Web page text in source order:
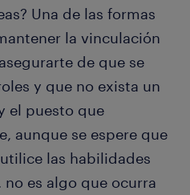
Una de las formas
la vinculación
de que se
y que no exista un
el puesto que
aunque se espere que
las habilidades
es algo que ocurra